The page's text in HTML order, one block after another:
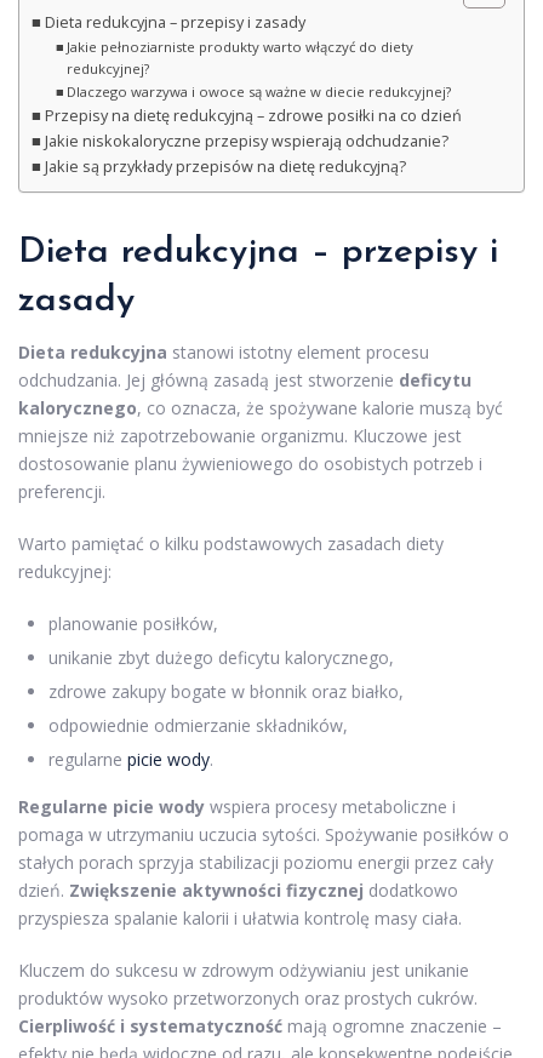
Dieta redukcyjna – przepisy i zasady
Jakie pełnoziarniste produkty warto włączyć do diety
redukcyjnej?
Dlaczego warzywa i owoce są ważne w diecie redukcyjnej?
Przepisy na dietę redukcyjną – zdrowe posiłki na co dzień
Jakie niskokaloryczne przepisy wspierają odchudzanie?
Jakie są przykłady przepisów na dietę redukcyjną?
Dieta redukcyjna – przepisy i
zasady
Dieta redukcyjna stanowi istotny element procesu
odchudzania. Jej główną zasadą jest stworzenie deficytu
kalorycznego, co oznacza, że spożywane kalorie muszą być
mniejsze niż zapotrzebowanie organizmu. Kluczowe jest
dostosowanie planu żywieniowego do osobistych potrzeb i
preferencji.
Warto pamiętać o kilku podstawowych zasadach diety
redukcyjnej:
planowanie posiłków,
unikanie zbyt dużego deficytu kalorycznego,
zdrowe zakupy bogate w błonnik oraz białko,
odpowiednie odmierzanie składników,
regularne picie wody.
Regularne picie wody wspiera procesy metaboliczne i
pomaga w utrzymaniu uczucia sytości. Spożywanie posiłków o
stałych porach sprzyja stabilizacji poziomu energii przez cały
dzień. Zwiększenie aktywności fizycznej dodatkowo
przyspiesza spalanie kalorii i ułatwia kontrolę masy ciała.
Kluczem do sukcesu w zdrowym odżywianiu jest unikanie
produktów wysoko przetworzonych oraz prostych cukrów.
Cierpliwość i systematyczność mają ogromne znaczenie –